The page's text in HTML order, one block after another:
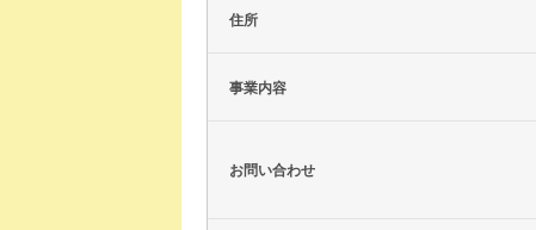
住所
事業内容
お問い合わせ